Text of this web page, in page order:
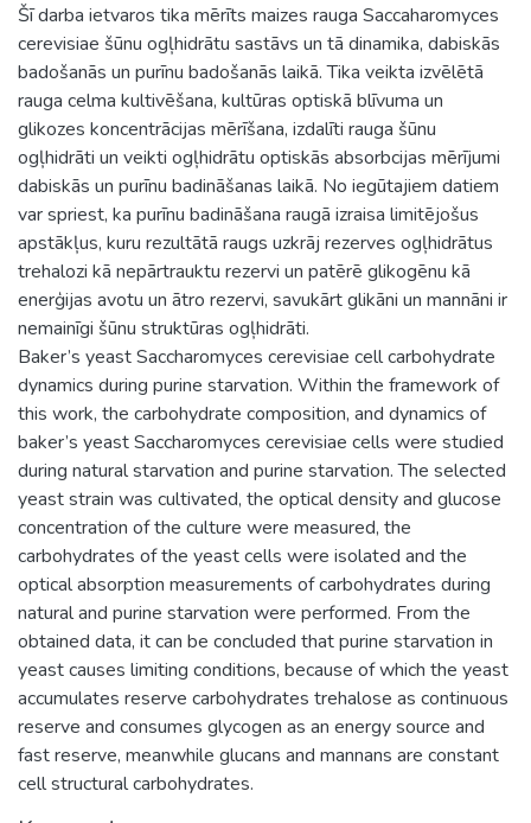
Šī darba ietvaros tika mērīts maizes rauga Saccaharomyces
cerevisiae šūnu ogļhidrātu sastāvs un tā dinamika, dabiskās
badošanās un purīnu badošanās laikā. Tika veikta izvēlētā
rauga celma kultivēšana, kultūras optiskā blīvuma un
glikozes koncentrācijas mērīšana, izdalīti rauga šūnu
ogļhidrāti un veikti ogļhidrātu optiskās absorbcijas mērījumi
dabiskās un purīnu badināšanas laikā. No iegūtajiem datiem
var spriest, ka purīnu badināšana raugā izraisa limitējošus
apstākļus, kuru rezultātā raugs uzkrāj rezerves ogļhidrātus
trehalozi kā nepārtrauktu rezervi un patērē glikogēnu kā
enerģijas avotu un ātro rezervi, savukārt glikāni un mannāni ir
nemainīgi šūnu struktūras ogļhidrāti.
Baker’s yeast Saccharomyces cerevisiae cell carbohydrate
dynamics during purine starvation. Within the framework of
this work, the carbohydrate composition, and dynamics of
baker’s yeast Saccharomyces cerevisiae cells were studied
during natural starvation and purine starvation. The selected
yeast strain was cultivated, the optical density and glucose
concentration of the culture were measured, the
carbohydrates of the yeast cells were isolated and the
optical absorption measurements of carbohydrates during
natural and purine starvation were performed. From the
obtained data, it can be concluded that purine starvation in
yeast causes limiting conditions, because of which the yeast
accumulates reserve carbohydrates trehalose as continuous
reserve and consumes glycogen as an energy source and
fast reserve, meanwhile glucans and mannans are constant
cell structural carbohydrates.